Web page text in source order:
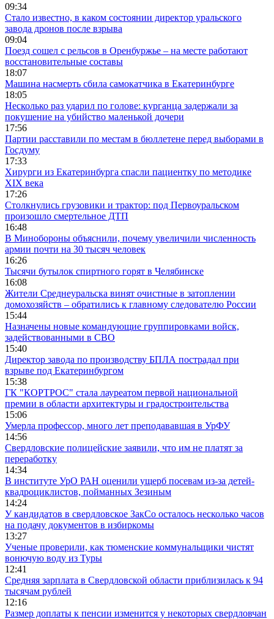
09:34
Стало известно, в каком состоянии директор уральского
завода дронов после взрыва
09:04
Поезд сошел с рельсов в Оренбуржье – на месте работают
восстановительные составы
18:07
Машина насмерть сбила самокатчика в Екатеринбурге
18:05
Несколько раз ударил по голове: курганца задержали за
покушение на убийство маленькой дочери
17:56
Партии расставили по местам в бюллетене перед выборами в
Госдуму
17:33
Хирурги из Екатеринбурга спасли пациентку по методике
XIX века
17:26
Столкнулись грузовики и трактор: под Первоуральском
произошло смертельное ДТП
16:48
В Минобороны объяснили, почему увеличили численность
армии почти на 30 тысяч человек
16:26
Тысячи бутылок спиртного горят в Челябинске
16:08
Жители Среднеуральска винят очистные в затоплении
домохозяйств – обратились к главному следователю России
15:44
Назначены новые командующие группировками войск,
задействованными в СВО
15:40
Директор завода по производству БПЛА пострадал при
взрыве под Екатеринбургом
15:38
ГК "КОРТРОС" стала лауреатом первой национальной
премии в области архитектуры и градостроительства
15:06
Умерла профессор, много лет преподававшая в УрФУ
14:56
Свердловские полицейские заявили, что им не платят за
переработку
14:34
В институте УрО РАН оценили ущерб посевам из-за детей-
квадроциклистов, пойманных Зезиным
14:24
У кандидатов в свердловское ЗакСо осталось несколько часов
на подачу документов в избиркомы
13:27
Ученые проверили, как тюменские коммунальщики чистят
вонючую воду из Туры
12:41
Средняя зарплата в Свердловской области приблизилась к 94
тысячам рублей
12:16
Размер доплаты к пенсии изменится у некоторых свердловчан